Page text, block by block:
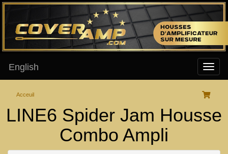
English
Acceuil
LINE6 Spider Jam Housse
Combo Ampli